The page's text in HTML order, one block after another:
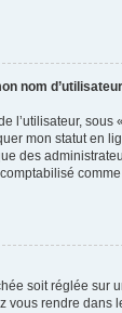
nom
l’utilisateur, sous
mon statut en
des
soit réglée sur
vous rendre dans